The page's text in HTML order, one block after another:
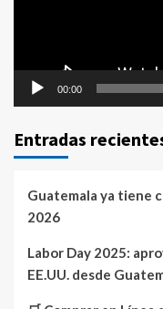
00:00
Entradas
Guatemala ya tiene
2026
Labor Day 2025:
EE.UU. desde